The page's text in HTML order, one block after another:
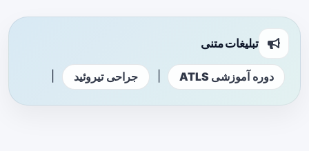
تبلیغات متنی
دوره آموزشی ATLS جراحی تیروئید